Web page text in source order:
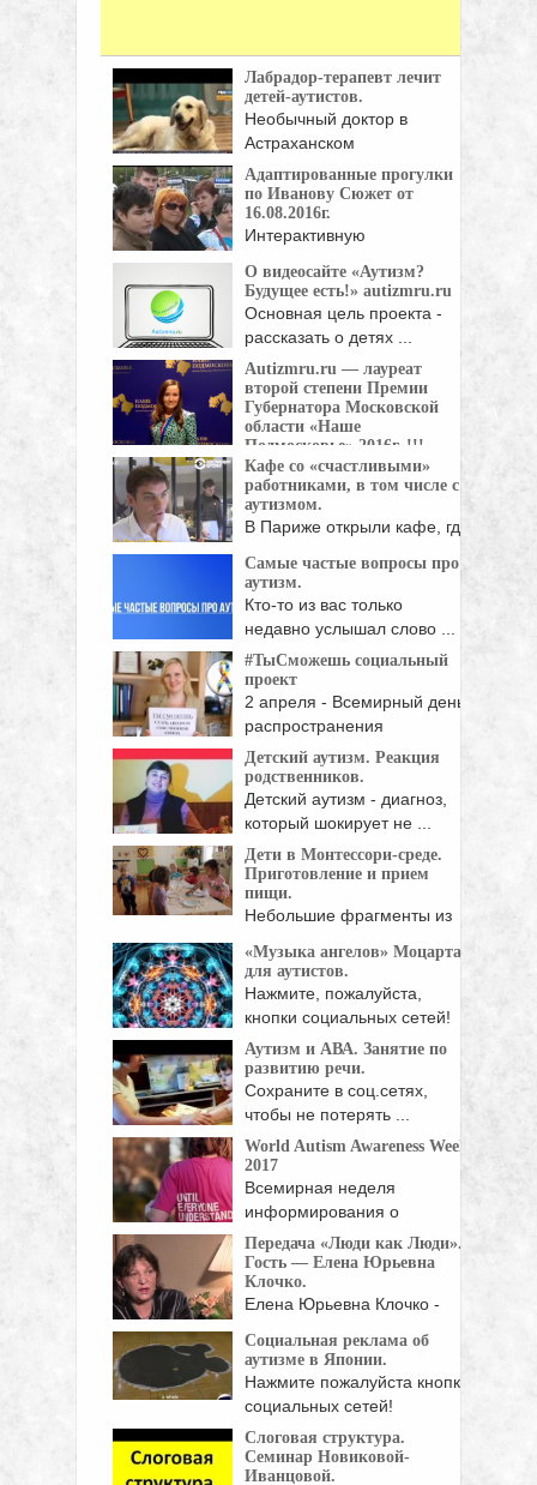
Лабрадор-терапевт лечит
детей-аутистов.
Необычный доктор в
Астраханском
реабилитационном центре
выполняет ...
Адаптированные прогулки
по Иванову Сюжет от
16.08.2016г.
Интерактивную
экскурсию организовали и
провели две ...
О видеосайте «Аутизм?
Будущее есть!» autizmru.ru
Основная цель проекта -
рассказать о детях ...
Autizmru.ru — лауреат
второй степени Премии
Губернатора Московской
области «Наше
Подмосковье» 2016г. !!!
2 ноября были объявлены
лауреаты Премии Губернатора ...
Кафе со «счастливыми»
работниками, в том числе с
аутизмом.
В Париже открыли кафе, где
Самые частые вопросы про
аутизм.
Кто-то из вас только
недавно услышал слово ...
#ТыCможешь социальный
проект
2 апреля - Всемирный день
распространения
информации ...
Детский аутизм. Реакция
родственников.
Детский аутизм - диагноз,
который шокирует не ...
Дети в Монтессори-среде.
Приготовление и прием
пищи.
Небольшие фрагменты из
жизни малышей в Монтессори‑среде: ...
«Музыка ангелов» Моцарта
для аутистов.
Нажмите, пожалуйста,
кнопки социальных сетей!
Аутизм и АВА. Занятие по
развитию речи.
Сохраните в соц.сетях,
чтобы не потерять ...
World Autism Awareness Week
2017
Всемирная неделя
информирования о
проблеме аутизма пройдет
...
Передача «Люди как Люди».
Гость — Елена Юрьевна
Клочко.
Елена Юрьевна Клочко -
ВОРДИ (Всероссийской
организации ...
Социальная реклама об
аутизме в Японии.
Нажмите пожалуйста кнопки
социальных сетей!
Слоговая структура.
Семинар Новиковой-
Иванцовой.